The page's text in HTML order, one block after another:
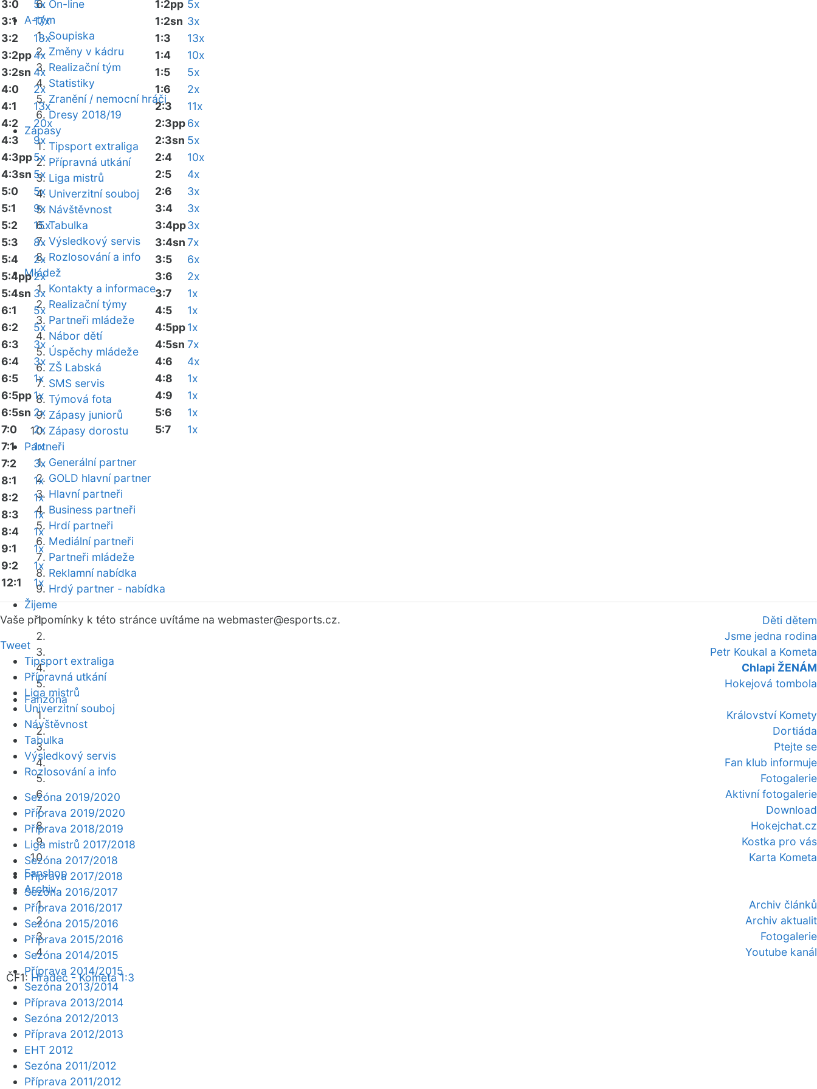
On-line
A-tým
Soupiska
Změny v kádru
Realizační tým
Statistiky
Zranění / nemocní hráči
Dresy 2018/19
Zápasy
Tipsport extraliga
Přípravná utkání
Liga mistrů
Univerzitní souboj
Návštěvnost
Tabulka
Výsledkový servis
Rozlosování a info
Mládež
Kontakty a informace
Realizační týmy
Partneři mládeže
Nábor dětí
Úspěchy mládeže
ZŠ Labská
SMS servis
Týmová fota
Zápasy juniorů
Zápasy dorostu
Partneři
Generální partner
GOLD hlavní partner
Hlavní partneři
Business partneři
Hrdí partneři
Mediální partneři
Partneři mládeže
Reklamní nabídka
Hrdý partner - nabídka
Žijeme
Děti dětem
Jsme jedna rodina
Petr Koukal a Kometa
Chlapi ŽENÁM
Hokejová tombola
Fanzóna
Království Komety
Dortiáda
Ptejte se
Fan klub informuje
Fotogalerie
Aktivní fotogalerie
Download
Hokejchat.cz
Kostka pro vás
Karta Kometa
Fanshop
Archiv
Archiv článků
Archiv aktualit
Fotogalerie
Youtube kanál
ČF1: Hradec - Kometa 1:3
3:0
5x
3:1
17x
3:2
18x
3:2pp4x
3:2sn 4x
4:0
2x
4:1
13x
4:2
20x
4:3
9x
4:3pp5x
4:3sn 5x
5:0
5x
5:1
9x
5:2
15x
5:3
8x
5:4
2x
5:4pp2x
5:4sn 3x
6:1
5x
6:2
5x
6:3
3x
6:4
3x
6:5
1x
6:5pp1x
6:5sn 2x
7:0
2x
7:1
1x
7:2
3x
8:1
1x
8:2
1x
8:3
1x
8:4
1x
9:1
1x
9:2
1x
12:1
1x
1:2pp 5x
1:2sn 3x
1:3
13x
1:4
10x
1:5
5x
1:6
2x
2:3
11x
2:3pp6x
2:3sn 5x
2:4
10x
2:5
4x
2:6
3x
3:4
3x
3:4pp3x
3:4sn7x
3:5
6x
3:6
2x
3:7
1x
4:5
1x
4:5pp1x
4:5sn 7x
4:6
4x
4:8
1x
4:9
1x
5:6
1x
5:7
1x
Vaše připomínky k této stránce uvítáme na webmaster@esports.cz.
Tweet
Tipsport extraliga
Přípravná utkání
Liga mistrů
Univerzitní souboj
Návštěvnost
Tabulka
Výsledkový servis
Rozlosování a info
Sezóna 2019/2020
Příprava 2019/2020
Příprava 2018/2019
Liga mistrů 2017/2018
Sezóna 2017/2018
Příprava 2017/2018
Sezóna 2016/2017
Příprava 2016/2017
Sezóna 2015/2016
Příprava 2015/2016
Sezóna 2014/2015
Příprava 2014/2015
Sezóna 2013/2014
Příprava 2013/2014
Sezóna 2012/2013
Příprava 2012/2013
EHT 2012
Sezóna 2011/2012
Příprava 2011/2012